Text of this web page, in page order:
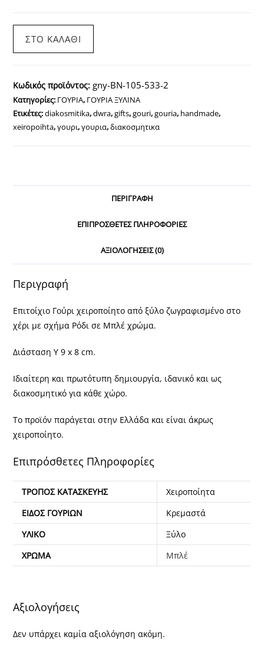
Μπλέ
χρώμα
ποσότητα
ΣΤΟ ΚΑΛΆΘΙ
Κωδικός προϊόντος:gny-BN-105-533-2
Κατηγορίες: ΓΟΥΡΙΑ, ΓΟΥΡΙΑ ΞΥΛΙΝΑ
Ετικέτες:diakosmitika,dwra,gifts,gouri,gouria, handmade,
xeiropoihta,γουρι,γουρια,διακοσμητικα
ΠΕΡΙΓΡΑΦΉ
ΕΠΙΠΡΌΣΘΕΤΕΣ ΠΛΗΡΟΦΟΡΊΕΣ
ΑΞΙΟΛΟΓΉΣΕΙΣ (0)
Περιγραφή
Επιτοίχιο Γούρι χειροποίητο από ξύλο ζωγραφισμένο στο
χέρι με σχήμα Ρόδι σε Μπλέ χρώμα.
Διάσταση Υ 9 x 8 cm.
Ιδιαίτερη και πρωτότυπη δημιουργία, ιδανικό και ως
διακοσμητικό για κάθε χώρο.
Το προϊόν παράγεται στην Ελλάδα και είναι άκρως
χειροποίητο.
Επιπρόσθετες Πληροφορίες
ΤΡΌΠΟΣ ΚΑΤΑΣΚΕΥΉΣ
Χειροποίητα
ΕΊΔΟΣ ΓΟΥΡΙΏΝ
Κρεμαστά
ΥΛΙΚΌ
Ξύλο
ΧΡΏΜΑ
Μπλέ
Αξιολογήσεις
Δεν υπάρχει καμία αξιολόγηση ακόμη.